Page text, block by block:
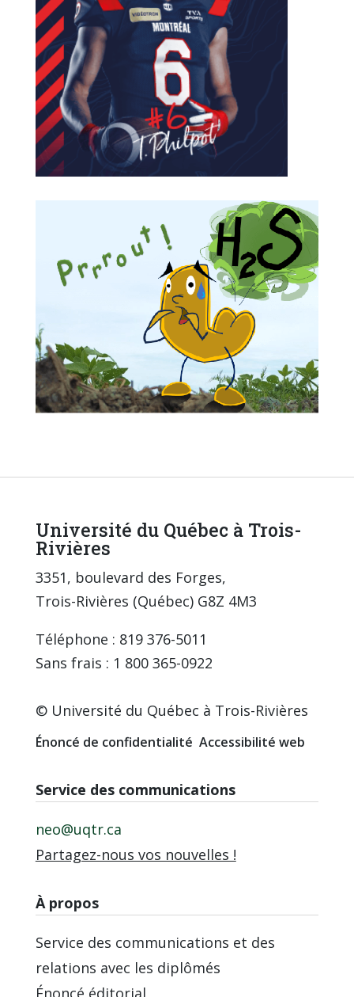
Université du Québec à Trois-
Rivières
3351, boulevard des Forges,
Trois-Rivières (Québec) G8Z 4M3
Téléphone : 819 376-5011
Sans frais : 1 800 365-0922
© Université du Québec à Trois-Rivières
Énoncé de confidentialité Accessibilité web
Service des communications
neo@uqtr.ca
Partagez-nous vos nouvelles !
À propos
Service des communications et des
relations avec les diplômés
Énoncé éditorial